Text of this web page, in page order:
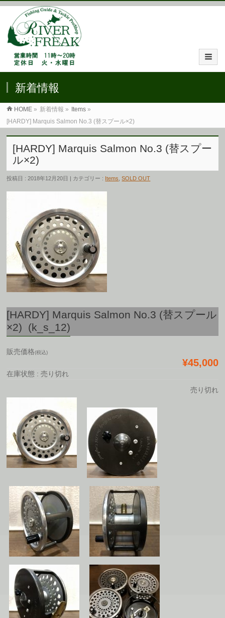
新着情報
HOME » 新着情報 » Items »
[HARDY] Marquis Salmon No.3 (替スプール×2)
[HARDY] Marquis Salmon No.3 (替スプー
ル×2)
投稿日 : 2018年12月20日 | カテゴリー : Items ,SOLD OUT
[HARDY] Marquis Salmon No.3 (替スプール
×2) (k_s_12)
販売価格(税込)
¥45,000
在庫状態 : 売り切れ
売り切れ